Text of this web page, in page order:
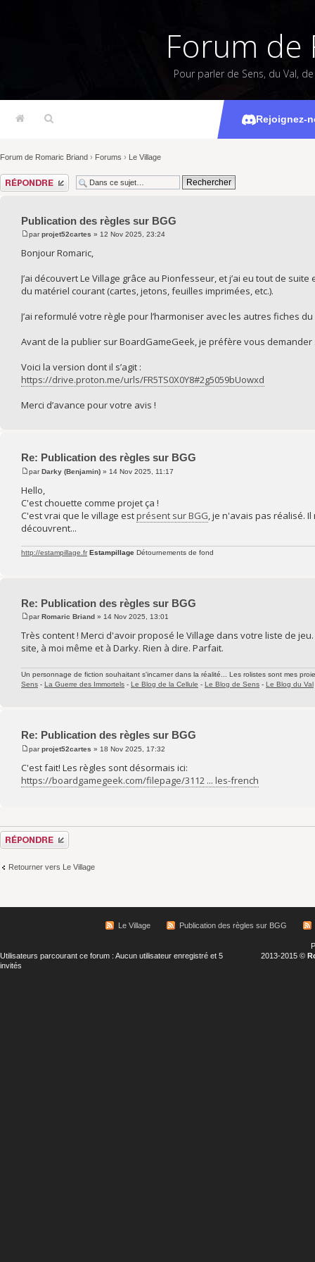
Forum de
Pour parler de Sens, du Val,
Rejoignez-
Forum de Romaric Briand › Forums › Le Village
Répondre
Publication des règles sur BGG
parprojet52cartes » 12 Nov 2025, 23:24
Bonjour Romaric,
J’ai découvert Le Village grâce au Pionfesseur, et j’ai eu tout de
du matériel courant (cartes, jetons, feuilles imprimées, etc.).
J’ai reformulé votre règle pour l’harmoniser avec les autres fiches
Avant de la publier sur BoardGameGeek, je préfère vous
Voici la version dont il s’agit :
https://drive.proton.me/urls/FR5TS0X0Y8#2g5059bUowxd
Merci d’avance pour votre avis !
Re: Publication des règles sur BGG
parDarky (Benjamin) » 14 Nov 2025, 11:17
Hello,
C'est chouette comme projet ça !
C'est vrai que le village estprésent sur BGG , je n'avais pas réalisé.
découvrent...
http://estampillage.fr Estampillage Détournements de fond
Re: Publication des règles sur BGG
parRomaric Briand » 14 Nov 2025, 13:01
Très content ! Merci d'avoir proposé le Village dans votre liste de
site, à moi même et à Darky. Rien à dire. Parfait.
Un personnage de fiction souhaitant s'incarner dans la réalité... Les rolistes sont mes
Sens - La Guerre des Immortels - Le Blog de la Cellule - Le Blog de Sens - Le Blog du Val
Re: Publication des règles sur BGG
parprojet52cartes » 18 Nov 2025, 17:32
C'est fait! Les règles sont désormais ici:
https://boardgamegeek.com/filepage/3112 ... les-french
Répondre
Retourner vers Le Village
Le Village Publication des règles sur BGG
Utilisateurs parcourant ce forum : Aucun utilisateur enregistré et 5
invités
2013-2015 ©